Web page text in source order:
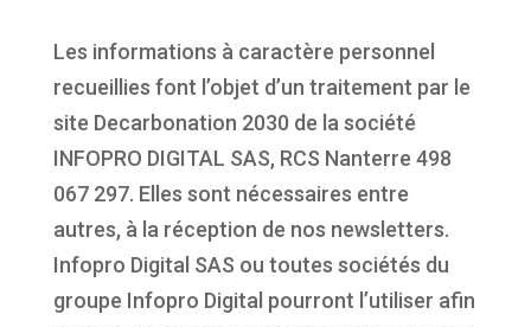
Les informations à caractère personnel
recueillies font l’objet d’un traitement par le
site Decarbonation 2030 de la société
INFOPRO DIGITAL SAS, RCS Nanterre 498
067 297. Elles sont nécessaires entre
autres, à la réception de nos newsletters.
Infopro Digital SAS ou toutes sociétés du
groupe Infopro Digital pourront l’utiliser afin